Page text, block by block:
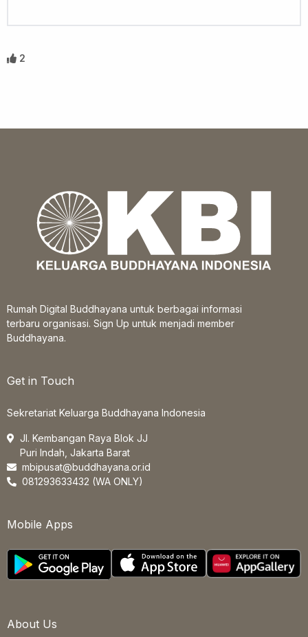
2
Rumah Digital Buddhayana untuk berbagai informasi
terbaru organisasi. Sign Up untuk menjadi member
Buddhayana.
Get in Touch
Sekretariat Keluarga Buddhayana Indonesia
Jl. Kembangan Raya Blok JJ
Puri Indah, Jakarta Barat
mbipusat@buddhayana.or.id
081293633432 (WA ONLY)
Mobile Apps
About Us